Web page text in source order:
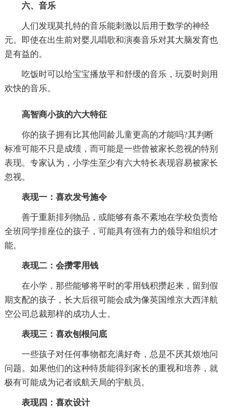
六、音乐
人们发现莫扎特的音乐能刺激以后用于数学的神经
元。即使在出生前对婴儿唱歌和演奏音乐对其大脑发育也
是有益的。
吃饭时可以给宝宝播放平和舒缓的音乐，玩耍时则用
欢快的音乐。
高智商小孩的六大特征
你的孩子拥有比其他同龄儿童更高的才能吗?其判断
标准可能不只是成绩，而可能是一些曾被家长忽视的特别
表现。专家认为，小学生至少有六大特长表现容易被家长
忽视。
表现一：喜欢发号施令
善于重新排列物品，或能够有条不紊地在学校负责给
全班同学排座位的孩子，可能具有强有力的领导和组织才
能。
表现二：会攒零用钱
在小学，那些能够将平时的零用钱积攒起来，留到假
期支配的孩子，长大后很可能会成为像英国维京大西洋航
空公司总裁那样的成功人士。
表现三：喜欢刨根问底
一些孩子对任何事物都充满好奇，总是不厌其烦地问
问题。如果他们的这种特质能得到家长的重视和培养，就
极有可能成为记者或航天局的宇航员。
表现四：喜欢设计